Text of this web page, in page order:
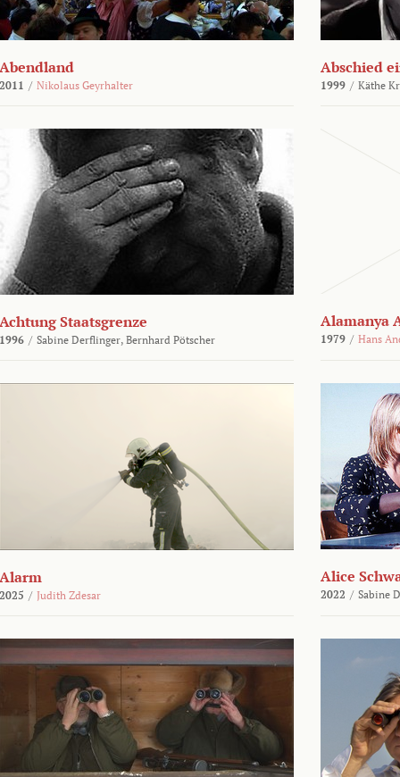
Abendland
2011 / Nikolaus Geyrhalter
Abschied
1999 / Käthe
Achtung Staatsgrenze
1996 / Sabine Derflinger, Bernhard Pötscher
Alamanya
1979 / Hans
Alarm
2025 / Judith Zdesar
Alice
2022 / Sabine